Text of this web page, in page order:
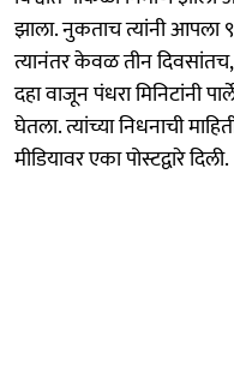
झाला. नुकताच त्यांनी आपला
त्यानंतर केवळ तीन
दहा वाजून पंधरा मिनिटांनी
घेतला. त्यांच्या निधनाची
मीडियावर एका पोस्टद्वारे दिली.